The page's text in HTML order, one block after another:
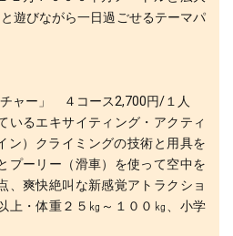
遊びながら一日過ごせるテーマパ
ャー」 ４コース2,700円/１人
いるエキサイティング・アクティ
ン）クライミングの技術と用具を
プーリー（滑車）を使って空中を
、爽快絶叫な新感覚アトラクショ
上・体重２５㎏～１００㎏、小学